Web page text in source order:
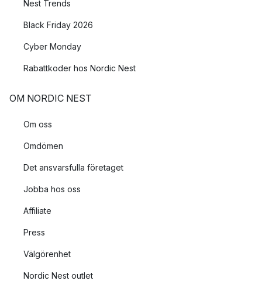
Nest Trends
Black Friday 2026
Cyber Monday
Rabattkoder hos Nordic Nest
OM NORDIC NEST
Om oss
Omdömen
Det ansvarsfulla företaget
Jobba hos oss
Affiliate
Press
Välgörenhet
Nordic Nest outlet